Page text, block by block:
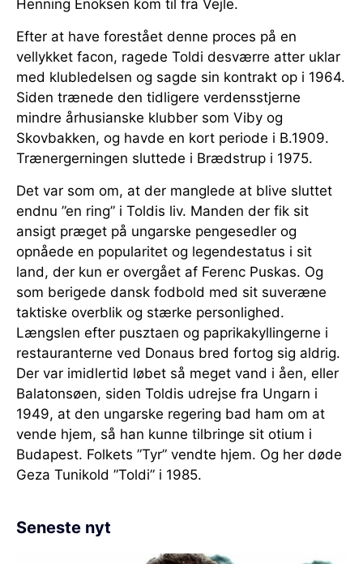
Henning Enoksen kom til fra Vejle.
Efter at have forestået denne proces på en
vellykket facon, ragede Toldi desværre atter uklar
med klubledelsen og sagde sin kontrakt op i 1964.
Siden trænede den tidligere verdensstjerne
mindre århusianske klubber som Viby og
Skovbakken, og havde en kort periode i B.1909.
Trænergerningen sluttede i Brædstrup i 1975.
Det var som om, at der manglede at blive sluttet
endnu ”en ring” i Toldis liv. Manden der fik sit
ansigt præget på ungarske pengesedler og
opnåede en popularitet og legendestatus i sit
land, der kun er overgået af Ferenc Puskas. Og
som berigede dansk fodbold med sit suveræne
taktiske overblik og stærke personlighed.
Længslen efter pusztaen og paprikakyllingerne i
restauranterne ved Donaus bred fortog sig aldrig.
Der var imidlertid løbet så meget vand i åen, eller
Balatonsøen, siden Toldis udrejse fra Ungarn i
1949, at den ungarske regering bad ham om at
vende hjem, så han kunne tilbringe sit otium i
Budapest. Folkets ”Tyr” vendte hjem. Og her døde
Geza Tunikold ”Toldi” i 1985.
Seneste nyt